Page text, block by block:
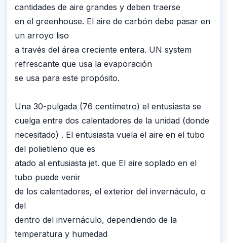
cantidades de aire grandes y deben traerse
en el greenhouse. El aire de carbón debe pasar en
un arroyo liso
a través del área creciente entera. UN system
refrescante que usa la evaporación
se usa para este propósito.
Una 30-pulgada (76 centímetro) el entusiasta se
cuelga entre dos calentadores de la unidad (donde
necesitado) . El entusiasta vuela el aire en el tubo
del polietileno que es
atado al entusiasta jet. que El aire soplado en el
tubo puede venir
de los calentadores, el exterior del invernáculo, o
del
dentro del invernáculo, dependiendo de la
temperatura y humedad